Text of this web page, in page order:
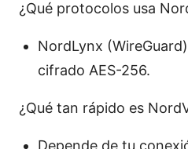
¿Qué protocolos usa
NordLynx
cifrado AES-256.
¿Qué tan rápido es
Depende de tu